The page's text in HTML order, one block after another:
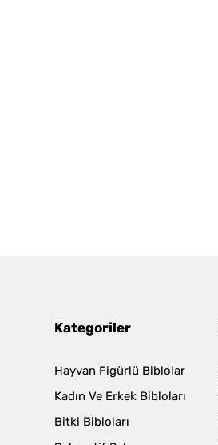
Kategoriler
Hayvan Figürlü Biblolar
Kadın Ve Erkek Bibloları
Bitki Bibloları